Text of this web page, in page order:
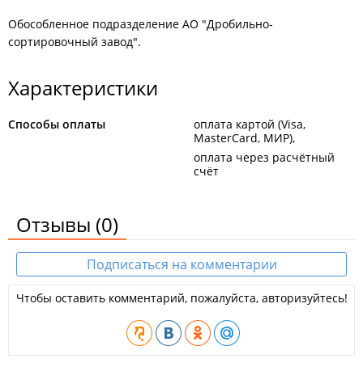
Обособленное подразделение АО "Дробильно-
сортировочный завод".
Характеристики
Способы оплаты
оплата картой (Visa,
MasterCard, МИР)
оплата через расчётный
счёт
Отзывы (0)
Подписаться на комментарии
Чтобы оставить комментарий, пожалуйста, авторизуйтесь!